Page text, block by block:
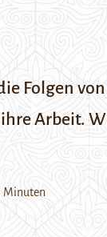
Folgen
Arbeit.
Minuten